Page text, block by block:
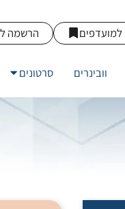
הרשמה
וובינרים סרטונים